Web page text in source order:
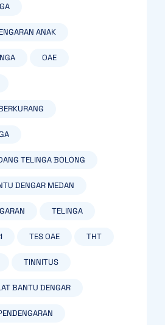
ANAK
OAE
TELINGA BOLONG
DENGAR MEDAN
TELINGA
TES OAE THT
TINNITUS
BANTU DENGAR